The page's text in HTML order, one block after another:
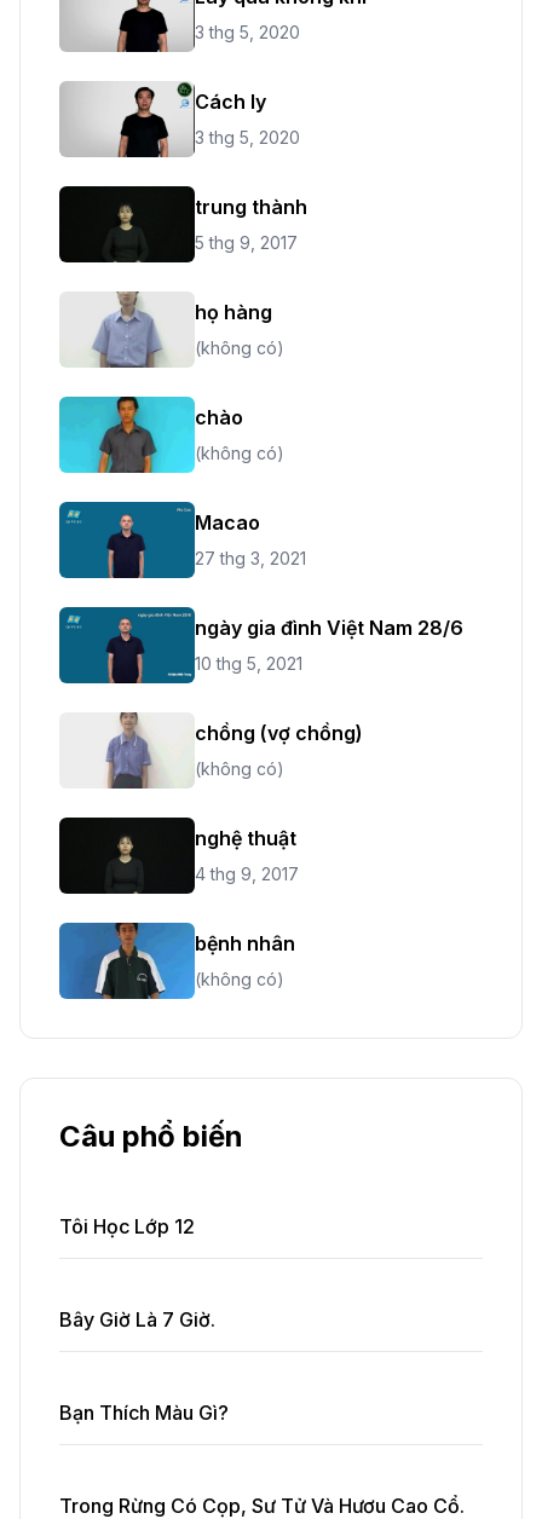
3 thg 5, 2020
Cách ly
3 thg 5, 2020
trung thành
5 thg 9, 2017
họ hàng
(không có)
chào
(không có)
Macao
27 thg 3, 2021
ngày gia đình Việt Nam 28/6
10 thg 5, 2021
chồng (vợ chồng)
(không có)
nghệ thuật
4 thg 9, 2017
bệnh nhân
(không có)
Câu phổ biến
Tôi Học Lớp 12
Bây Giờ Là 7 Giờ.
Bạn Thích Màu Gì?
Trong Rừng Có Cọp, Sư Tử Và Hươu Cao Cổ.